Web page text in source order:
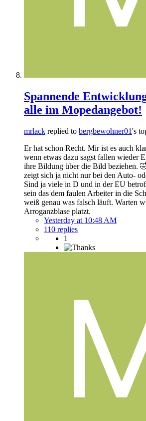
Spannende
alle im Mopedangebot!
mrlack replied to bergbewohner01's
Er hat schon Recht. Mir ist es auch
wenn etwas dazu sagst fallen wieder
ihre Bildung über die Bild beziehen.
zeigt sich ja nicht nur bei den Auto-
Sind ja viele in D und in der EU
sein das dem faulen Arbeiter in die
weiß genau was falsch läuft. Warten
Arroganzblase platzt.
Yesterday at 10:48 AM
110 replies
1